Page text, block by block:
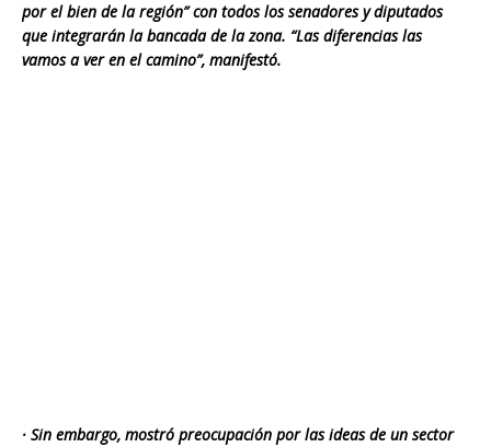
por el bien de la región” con todos los senadores y diputados
que integrarán la bancada de la zona. “Las diferencias las
vamos a ver en el camino”, manifestó.
· Sin embargo, mostró preocupación por las ideas de un sector